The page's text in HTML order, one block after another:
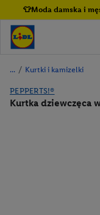
👕Moda damska i
/ Kurtki i kamizelki
PEPPERTS!®
Kurtka dziewczęca